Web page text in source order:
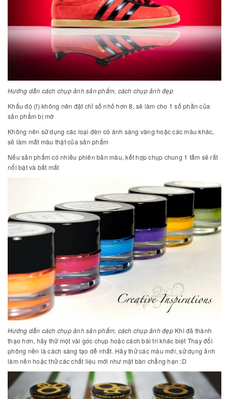
Hướng dẫn cách chụp ảnh sản phẩm, cách chụp ảnh đẹp
Khẩu độ (f) không nên đặt chỉ số nhỏ hơn 8, sẽ làm cho 1 số phần của
sản phẩm bị mờ
Không nên sử dụng các loại đèn có ánh sáng vàng hoặc các màu khác,
sẽ làm mất màu thật của sản phẩm
Nếu sản phẩm có nhiều phiên bản màu, kết hợp chụp chung 1 tấm sẽ rất
nổi bật và bắt mắt
Hướng dẫn cách chụp ảnh sản phẩm, cách chụp ảnh đẹpKhi đã thành
thạo hơn, hãy thử một vài góc chụp hoặc cách bài trí khác biệt Thay đổi
phông nền là cách sáng tạo dễ nhất. Hãy thử các màu mới, sử dụng ảnh
làm nền hoặc thử các chất liệu mới như mặt bàn chẳng hạn :D